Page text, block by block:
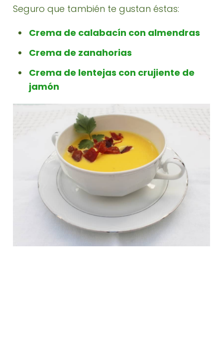
Seguro que también te gustan éstas:
Crema de calabacín con almendras
Crema de zanahorias
Crema de lentejas con crujiente de
jamón